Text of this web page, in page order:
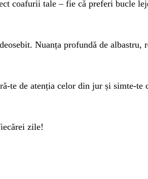
coafurii tale – fie că preferi bucle
Nuanța profundă de albastru,
te de atenția celor din jur și simte-te
zile!